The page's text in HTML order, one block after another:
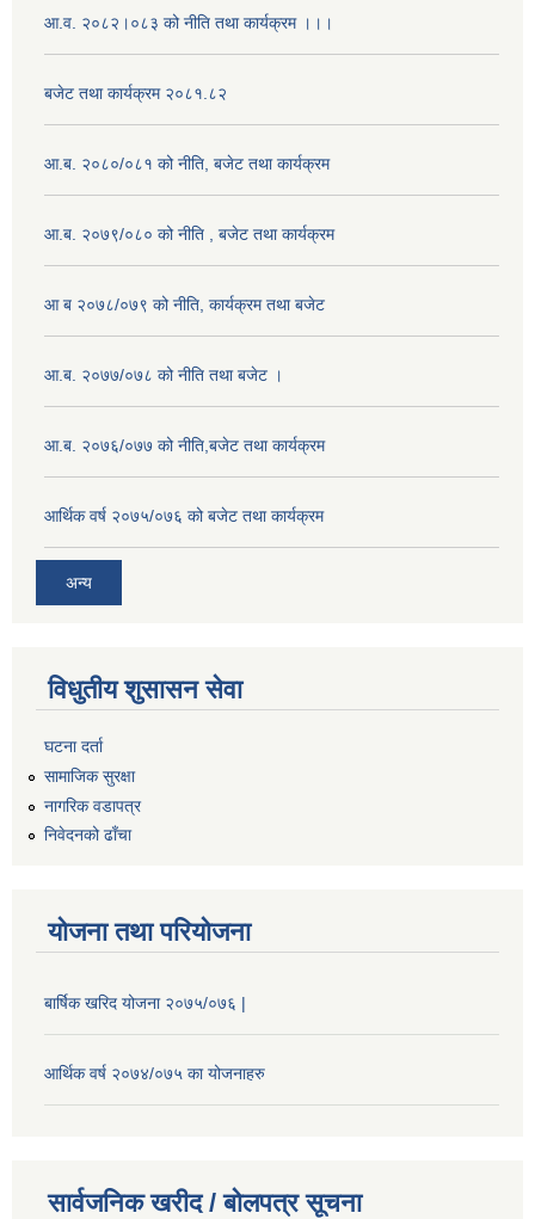
आ.व. २०८२।०८३ को नीति तथा कार्यक्रम ।।।
बजेट तथा कार्यक्रम २०८१.८२
आ.ब. २०८०/०८१ को नीति, बजेट तथा कार्यक्रम
आ.ब. २०७९/०८० को नीति , बजेट तथा कार्यक्रम
आ ब २०७८/०७९ को नीति, कार्यक्रम तथा बजेट
आ.ब. २०७७/०७८ को नीति तथा बजेट ।
आ.ब. २०७६/०७७ को नीति,बजेट तथा कार्यक्रम
आर्थिक वर्ष २०७५/०७६ को बजेट तथा कार्यक्रम
अन्य
विधुतीय शुसासन सेवा
घटना दर्ता
सामाजिक सुरक्षा
नागरिक वडापत्र
निवेदनको ढाँचा
योजना तथा परियोजना
बार्षिक खरिद योजना २०७५/०७६ |
आर्थिक वर्ष २०७४/०७५ का योजनाहरु
सार्वजनिक खरीद / बोलपत्र सूचना